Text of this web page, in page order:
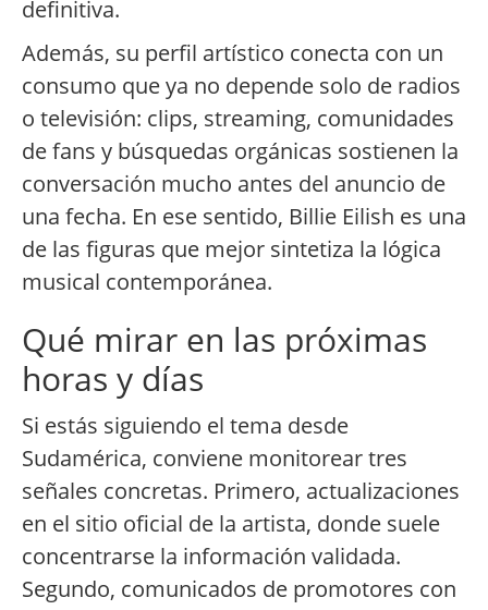
definitiva.
Además, su perfil artístico conecta con un
consumo que ya no depende solo de radios
o televisión: clips, streaming, comunidades
de fans y búsquedas orgánicas sostienen la
conversación mucho antes del anuncio de
una fecha. En ese sentido, Billie Eilish es una
de las figuras que mejor sintetiza la lógica
musical contemporánea.
Qué mirar en las próximas
horas y días
Si estás siguiendo el tema desde
Sudamérica, conviene monitorear tres
señales concretas. Primero, actualizaciones
en el sitio oficial de la artista, donde suele
concentrarse la información validada.
Segundo, comunicados de promotores con